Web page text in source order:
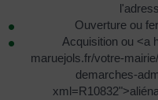
Ouverture ou
Acquisition ou <a
maruejols.fr/votre-
demarches-